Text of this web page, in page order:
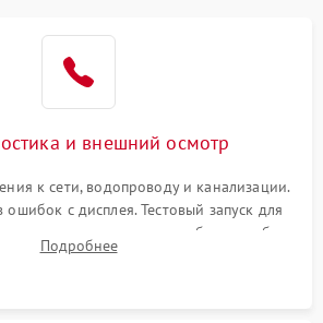
и внешний осмотр
к сети, водопроводу и канализации.
с дисплея. Тестовый запуск для
шумов, протечек или сбоев в работе
модуля управления.
Подробнее